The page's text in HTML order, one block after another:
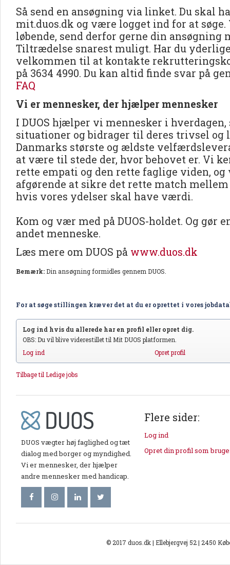
Så send en ansøgning via linket. Du skal
mit.duos.dk og være logget ind for at
løbende, send derfor gerne din ansøgning
Tiltrædelse snarest muligt. Har du
velkommen til at kontakte
på 3634 4990. Du kan altid finde svar på
FAQ
Vi er mennesker, der hjælper mennesker
I DUOS hjælper vi mennesker i
situationer og bidrager til deres trivsel og
Danmarks største og ældste
at være til stede der, hvor behovet er. Vi
rette empati og den rette faglige viden, og
afgørende at sikre det rette match mellem
hvis vores ydelser skal have værdi.
Kom og vær med på DUOS-holdet. Og gør
andet menneske.
Læs mere om DUOS på www.duos.dk
Bemærk:Din ansøgning formidles gennem DUOS.
For at søge stillingen kræver det at du er oprettet i vores
Log ind hvis du allerede har en profil eller opret dig.
OBS: Du vil blive viderestillet til Mit DUOS platformen.
Log ind
Opret profil
Tilbage til Ledige jobs
DUOS vægter høj faglighed og tæt
dialog med borger og myndighed.
Vi er mennesker, der hjælper
andre mennesker med handicap.
Flere sider:
Log ind
Opret din profil som
© 2017 duos.dk | Ellebjergvej 52 | 2450